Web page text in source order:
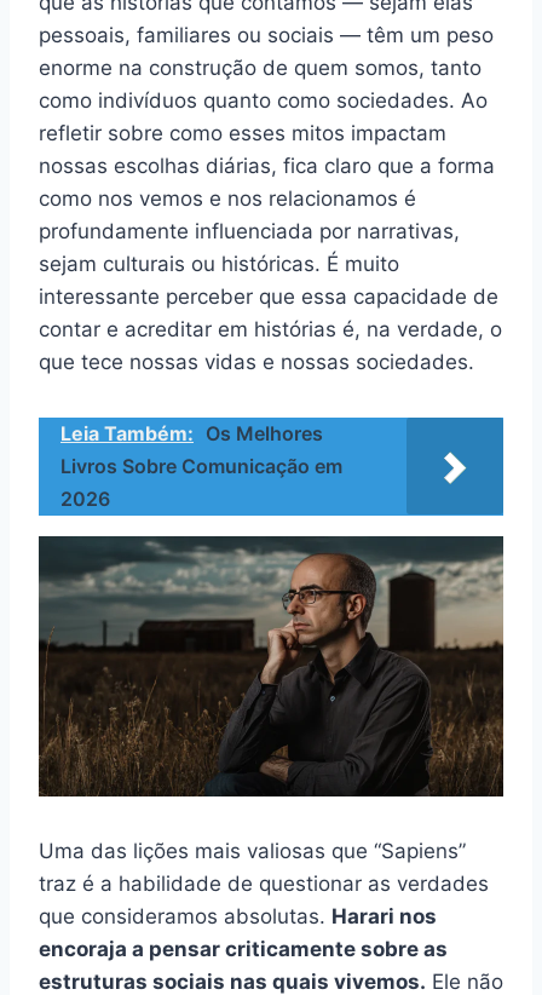
pessoais, familiares ou sociais — têm um peso
enorme na construção de quem somos, tanto
como indivíduos quanto como sociedades. Ao
refletir sobre como esses mitos impactam
nossas escolhas diárias, fica claro que a forma
como nos vemos e nos relacionamos é
profundamente influenciada por narrativas,
sejam culturais ou históricas. É muito
interessante perceber que essa capacidade de
contar e acreditar em histórias é, na verdade, o
que tece nossas vidas e nossas sociedades.
Leia Também: Os Melhores
Livros Sobre Comunicação em
2026
Uma das lições mais valiosas que “Sapiens”
traz é a habilidade de questionar as verdades
que consideramos absolutas. Harari nos
encoraja a pensar criticamente sobre as
estruturas sociais nas quais vivemos. Ele não